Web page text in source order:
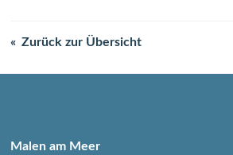
Zurück zur Übersicht
Malen am Meer